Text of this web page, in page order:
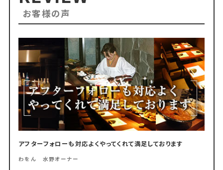
お客様の声
アフターフォローも対応よくやってくれて満足しております
わをん 水野オーナー